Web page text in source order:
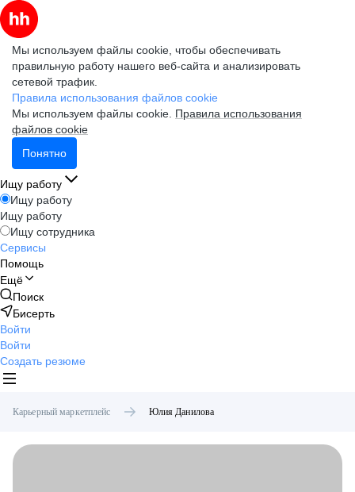
Мы используем файлы cookie, чтобы обеспечивать
правильную работу нашего веб-сайта и анализировать
сетевой трафик.
Правила использования файлов cookie
Мы используем файлы cookie. Правила использования
файлов cookie
Понятно
Ищу работу
Ищу работу
Ищу работу
Ищу сотрудника
Сервисы
Помощь
Ещё
Поиск
Бисерть
Войти
Войти
Создать резюме
Карьерный маркетплейс Юлия Данилова